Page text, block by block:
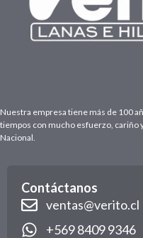
Nuestra empresa tiene más de 100
tiempos con mucho esfuerzo, cariño
Nacional.
Contáctanos
ventas@verito.cl
+569 8409 9346